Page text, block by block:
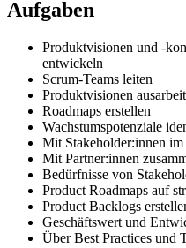
Aufgaben
Produktvisionen und -
entwickeln
Scrum-Teams leiten
Produktvisionen
Roadmaps erstellen
Wachstumspotenziale
Mit Stakeholder:innen im
Mit Partner:innen
Bedürfnisse von
Product Roadmaps auf
Product Backlogs
Geschäftswert und
Über Best Practices und